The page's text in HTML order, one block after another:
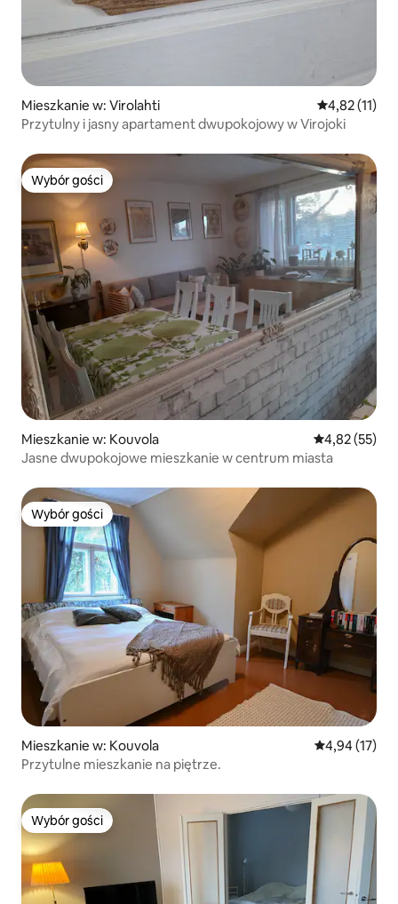
Mieszkanie w: Virolahti Średnia
4,82 (11)
Przytulny i jasny apartament dwupokojowy w Virojoki
Wybór gości
Wybór gości
Mieszkanie w: Kouvola Średnia
4,82 (55)
Jasne dwupokojowe mieszkanie w centrum miasta
Wybór gości
Wybór gości
Mieszkanie w: Kouvola Średnia
4,94 (17)
Przytulne mieszkanie na piętrze.
Wybór gości
Wybór gości